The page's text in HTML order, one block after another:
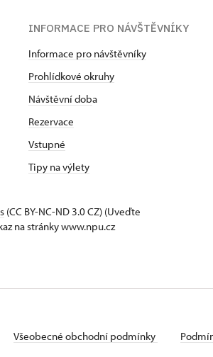
INFORMACE PRO NÁVŠTĚVNÍKY
Informace pro návštěvníky
Prohlídkové okruhy
Návštěvní doba
Rezervace
Vstupné
Tipy na výlety
(CC BY-NC-ND 3.0 CZ) (Uveďte
na stránky www.npu.cz
Všeobecné obchodní podmínky